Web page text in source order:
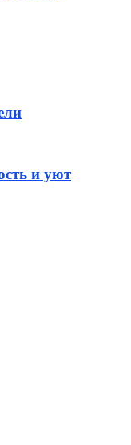
и уют